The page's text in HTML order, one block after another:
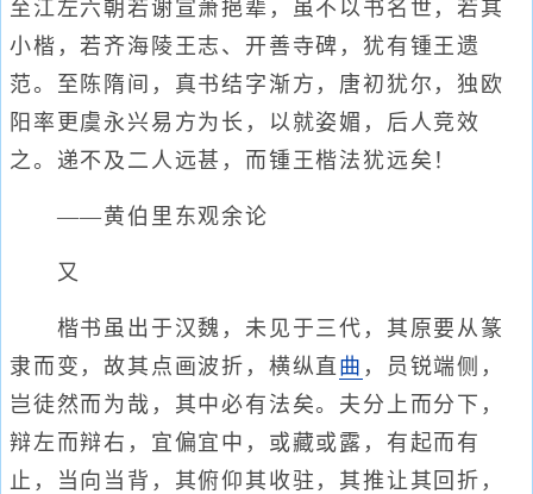
至江左六朝若谢宣萧挹辈，虽不以书名世，若其
小楷，若齐海陵王志、开善寺碑，犹有锺王遗
范。至陈隋间，真书结字渐方，唐初犹尔，独欧
阳率更虞永兴易方为长，以就姿媚，后人竞效
之。递不及二人远甚，而锺王楷法犹远矣！
——黄伯里东观余论
又
楷书虽出于汉魏，未见于三代，其原要从篆
隶而变，故其点画波折，横纵直 曲 ，员锐端侧，
岂徒然而为哉，其中必有法矣。夫分上而分下，
辩左而辩右，宜偏宜中，或藏或露，有起而有
止，当向当背，其俯仰其收驻，其推让其回折，